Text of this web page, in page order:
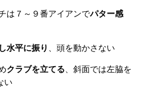
は７～９番アイアンでパター感
水平に振り
、頭を動かさない
クラブを立てる 、斜面では左脇を
い